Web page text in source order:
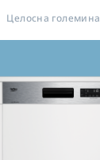
Целосна големина